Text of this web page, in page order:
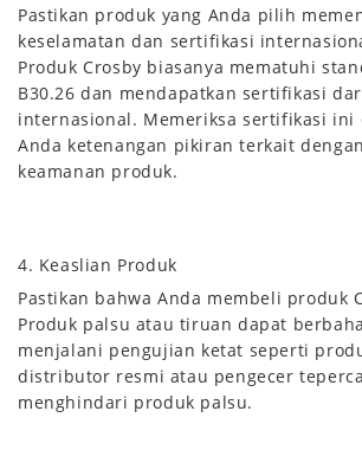
Pastikan produk yang Anda pilih
keselamatan dan sertifikasi
Produk Crosby biasanya mematuhi
B30.26 dan mendapatkan sertifikasi
internasional. Memeriksa sertifikasi ini
Anda ketenangan pikiran terkait
keamanan produk.
4. Keaslian Produk
Pastikan bahwa Anda membeli produk
Produk palsu atau tiruan dapat
menjalani pengujian ketat seperti
distributor resmi atau pengecer
menghindari produk palsu.